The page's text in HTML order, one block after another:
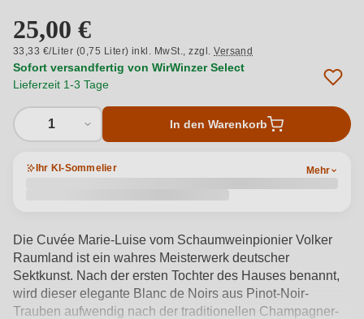
25,00 €
33,33 €/Liter (0,75 Liter) inkl. MwSt.,zzgl.Versand
Sofort versandfertig von WirWinzer Select
Lieferzeit 1-3 Tage
1 In den Warenkorb
Ihr KI-Sommelier Mehr
Die Cuvée Marie-Luise vom Schaumweinpionier Volker
Raumland ist ein wahres Meisterwerk deutscher
Sektkunst. Nach der ersten Tochter des Hauses benannt,
wird dieser elegante Blanc de Noirs aus Pinot-Noir-
Trauben aufwendig nach der traditionellen Champagner-